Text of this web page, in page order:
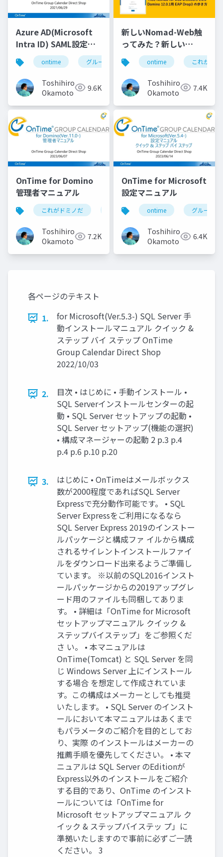
Azure AD(Microsoft
Intra ID) SAML設定マ
ニュアルontime グループカレンダー 組織カレンダー
Toshihiro
Okamoto
9.6K
新しいNomad-Web触
ってみた？新しい
Nomad Web用 HCL
Nomad for web
browsers 1.0.5
Domino 12.0.1用 EAP
Drop3 の歩き方
ontime これがド
Toshihiro
Okamoto
7.4K
OnTime for Domino
管理者マニュアル
これがドミノだ ontime hcl domino
Toshihiro
Okamoto
7.2K
OnTime for Microsoft
設定マニュアル
ontime グループ
Toshihiro
Okamoto
6.4K
各ページのテキスト
1.
for Microsoft(Ver.5.3-) SQL Server 手
動インストールマニュアル クイック &
ステップ バイ ステップ OnTime
Group Calendar Direct Shop
2022/10/03
2.
目次 • はじめに • 手動インストール •
SQL Serverインストールセンターの起
動 • SQL Server セットアップの起動 •
SQL Server セットアップ(機能の選択)
• 構成マネージャーの起動 2 p.3 p.4
p.4 p.6 p.10 p.20
3.
はじめに • OnTimeはメールボックス
数が2000程度であればSQL Server
Expressで充分動作可能です。 • SQL
Server Expressをご利用になるなら
SQL Server Express 2019のインストー
ルパッケージと構成ファ イルから構成
されるサイレントインストールファイ
ルをダウンロード出来るようご準備し
ています。 ※以前のSQL2016インスト
ールパッケージからの2019アップグレ
ード用のファイルも同梱してありま
す。 • 詳細は「OnTime for Microsoft
セットアップマニュアル クイック &
ステップバイステップ」をご参照くだ
さ い。 • 本マニュアルは
OnTime(Tomcat) と SQL Server を同
じ Windows Server 上にインストール
する場合 を想定して作成されていま
す。この構成はメーカーとしても推奨
いたします。 • SQL Server のインスト
ールにおいて本マニュアルはあくまで
もパラメータのご紹介を目的としてお
り、実際 のインストールはメーカーの
推薦手順を優先してください。 • 本マ
ニュアルは SQL Server のEditionが
Express以外のインストールをご紹介
する目的であり、OnTime のインスト
ールについては「OnTime for
Microsoft セットアップマニュアル ク
イック & ステップバイステッ プ」に
準拠いたしますので事前に必ずご一読
ください。 3